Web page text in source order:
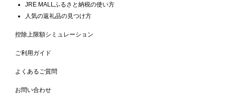
JRE MALLふるさと納税の使い方
人気の返礼品の見つけ方
控除上限額シミュレーション
ご利用ガイド
よくあるご質問
お問い合わせ